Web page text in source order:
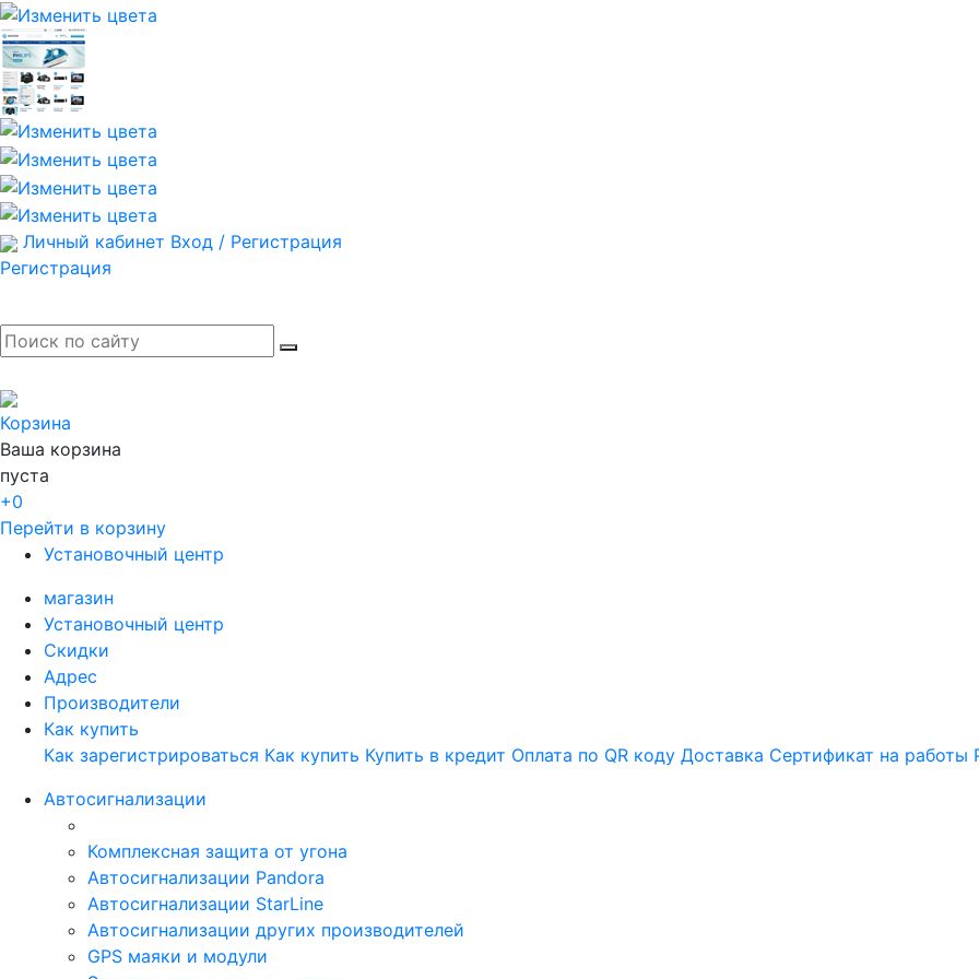
Личный кабинет Вход / Регистрация
Регистрация
Корзина
Ваша корзина
пуста
+0
Перейти в корзину
Установочный центр
магазин
Установочный центр
Скидки
Адрес
Производители
Как купить
Как зарегистрироваться Как купить Купить в кредит Оплата по QR коду Доставка Сертификат на работы
Автосигнализации
Комплексная защита от угона
Автосигнализации Pandora
Автосигнализации StarLine
Автосигнализации других производителей
GPS маяки и модули